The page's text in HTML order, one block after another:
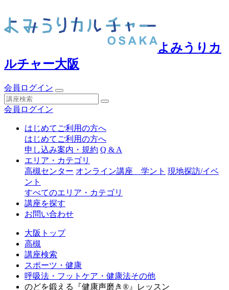
よみうりカ
ルチャー大阪
会員ログイン
会員ログイン
はじめてご利用の方へ
はじめてご利用の方へ
申し込み案内・規約 Q & A
エリア・カテゴリ
高槻センター オンライン講座 学ント 現地探訪/イベ
ント
すべてのエリア・カテゴリ
講座を探す
お問い合わせ
大阪トップ
高槻
講座検索
スポーツ・健康
呼吸法・フットケア・健康法その他
のどを鍛える『健康声磨き®』レッスン